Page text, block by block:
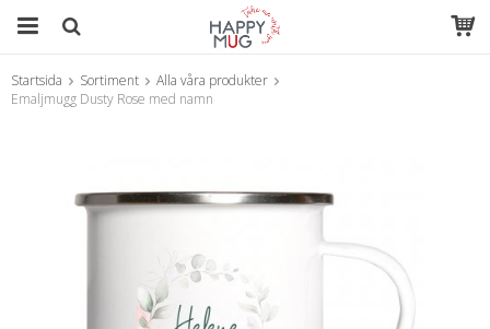
Produkten har blivit tillagd i varukorgen
Startsida Sortiment
Alla våra produkter
Emaljmugg Dusty Rose med namn